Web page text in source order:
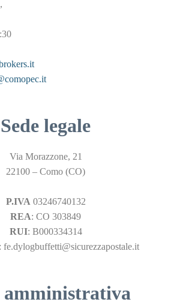
Sede legale
Via Morazzone, 21
22100 – Como (CO)
P.IVA 03246740132
REA: CO 303849
RUI: B000334314
: fe.dylogbuffetti@sicurezzapostale.it
amministrativa